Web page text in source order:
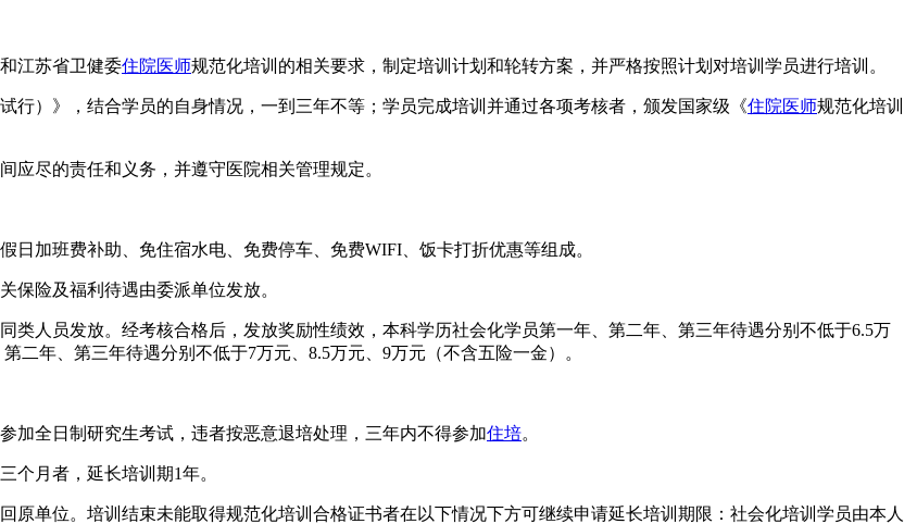
江苏省卫健委住院医师规范化培训的相关要求，制定培训计划和轮转方案，并严格按照计划对培训学员进行培训。
行）》，结合学员的自身情况，一到三年不等；学员完成培训并通过各项考核者，颁发国家级《住院医师规范化培训
应尽的责任和义务，并遵守医院相关管理规定。
加班费补助、免住宿水电、免费停车、免费WIFI、饭卡打折优惠等组成。
保险及福利待遇由委派单位发放。
类人员发放。经考核合格后，发放奖励性绩效，本科学历社会化学员第一年、第二年、第三年待遇分别不低于6.5万
二年、第三年待遇分别不低于7万元、8.5万元、9万元（不含五险一金）。
加全日制研究生考试，违者按恶意退培处理，三年内不得参加住培。
个月者，延长培训期1年。
原单位。培训结束未能取得规范化培训合格证书者在以下情况下方可继续申请延长培训期限：社会化培训学员由本人